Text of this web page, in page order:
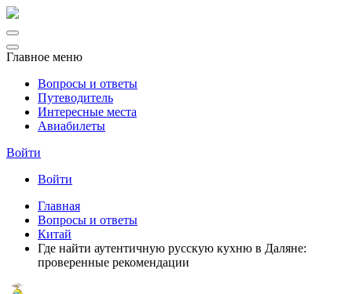
Главное меню
Вопросы и ответы
Путеводитель
Интересные места
Авиабилеты
Войти
Войти
Главная
Вопросы и ответы
Китай
Где найти аутентичную русскую кухню в Даляне:
проверенные рекомендации